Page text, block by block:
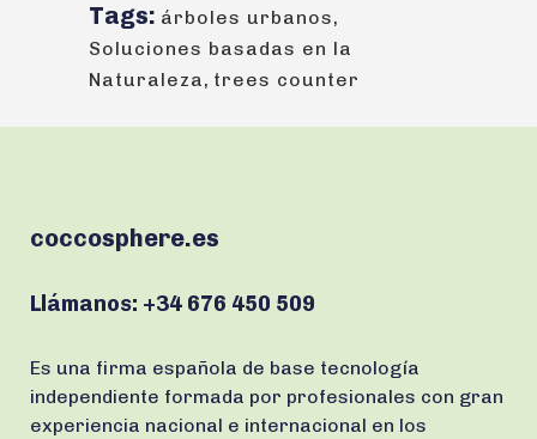
Tags: árboles urbanos,
Soluciones basadas en la
Naturaleza, trees counter
coccosphere.es
Llámanos: +34 676 450 509
Es una firma española de base tecnología
independiente formada por profesionales con gran
experiencia nacional e internacional en los